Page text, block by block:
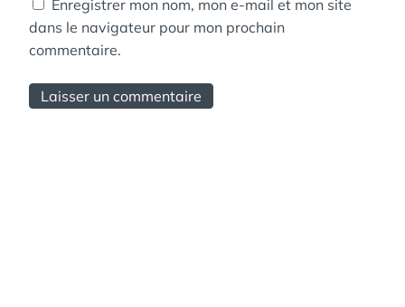
Enregistrer mon nom, mon e-mail et mon site
dans le navigateur pour mon prochain
commentaire.